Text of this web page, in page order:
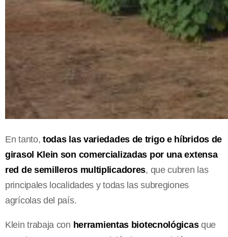
En tanto, todas las variedades de trigo e híbridos de
girasol Klein son comercializadas por una extensa
red de semilleros multiplicadores, que cubren las
principales localidades y todas las subregiones
agrícolas del país.
Klein trabaja con herramientas biotecnológicasque